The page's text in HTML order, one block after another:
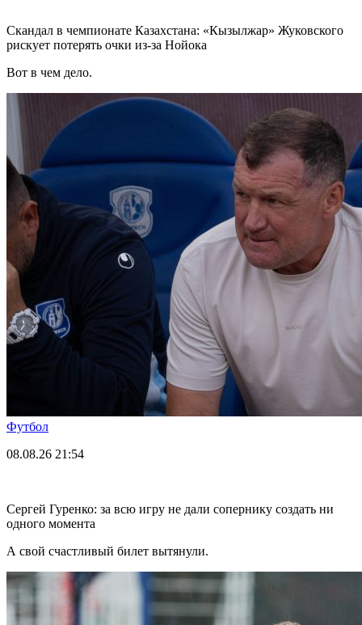
Скандал в чемпионате Казахстана: «Кызылжар» Жуковского
рискует потерять очки из-за Нойока
Вот в чем дело.
Футбол
08.08.26 21:54
Сергей Гуренко: за всю игру не дали сопернику создать ни
одного момента
А свой счастливый билет вытянули.